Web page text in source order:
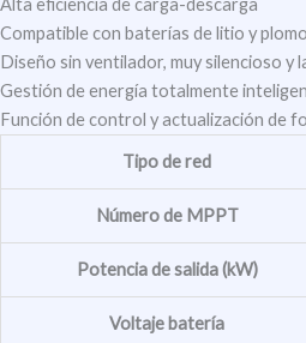
Compatible con baterías de litio y
Diseño sin ventilador, muy silencioso y
Gestión de energía totalmente
Función de control y actualización de
Tipo de red
Número de MPPT
Potencia de salida (kW)
Voltaje batería